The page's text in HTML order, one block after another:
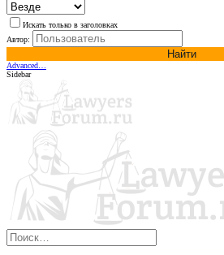
Искать только в заголовках
Автор:
Найти
Advanced…
Sidebar